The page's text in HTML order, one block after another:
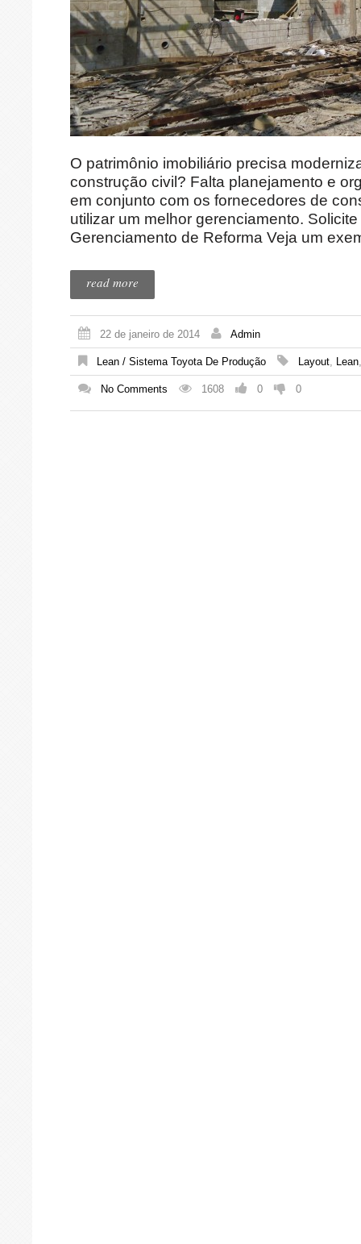
O patrimônio imobiliário precisa
construção civil? Falta planejamento e
em conjunto com os fornecedores de
utilizar um melhor gerenciamento.
Gerenciamento de Reforma Veja um
read more
22 de janeiro de 2014 Admin
Lean / Sistema Toyota De Produção Layout Lean
No Comments 1608 0 0